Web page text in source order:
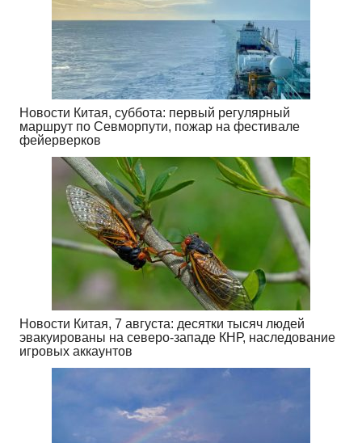
Новости Китая, суббота: первый регулярный
маршрут по Севморпути, пожар на фестивале
фейерверков
Новости Китая, 7 августа: десятки тысяч людей
эвакуированы на северо-западе КНР, наследование
игровых аккаунтов